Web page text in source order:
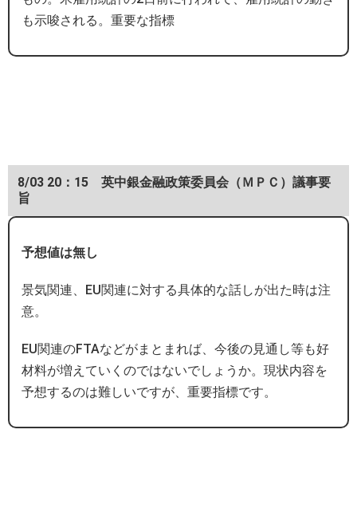
も示唆される。重要な指標
8/03 20：15 英中銀金融政策委員会（ＭＰＣ）議事要
旨
予想値は無し
景気関連、EU関連に対する具体的な話しが出た時は注
意。
EU関連のFTAなどがまとまれば、今後の見通し等も好
材料が増えていくのではないでしょうか。現状内容を
予想するのは難しいですが、重要指標です。